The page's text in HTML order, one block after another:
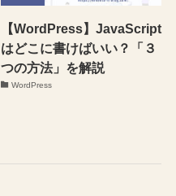
【WordPress】JavaScript
はどこに書けばいい？「３
つの方法」を解説
WordPress